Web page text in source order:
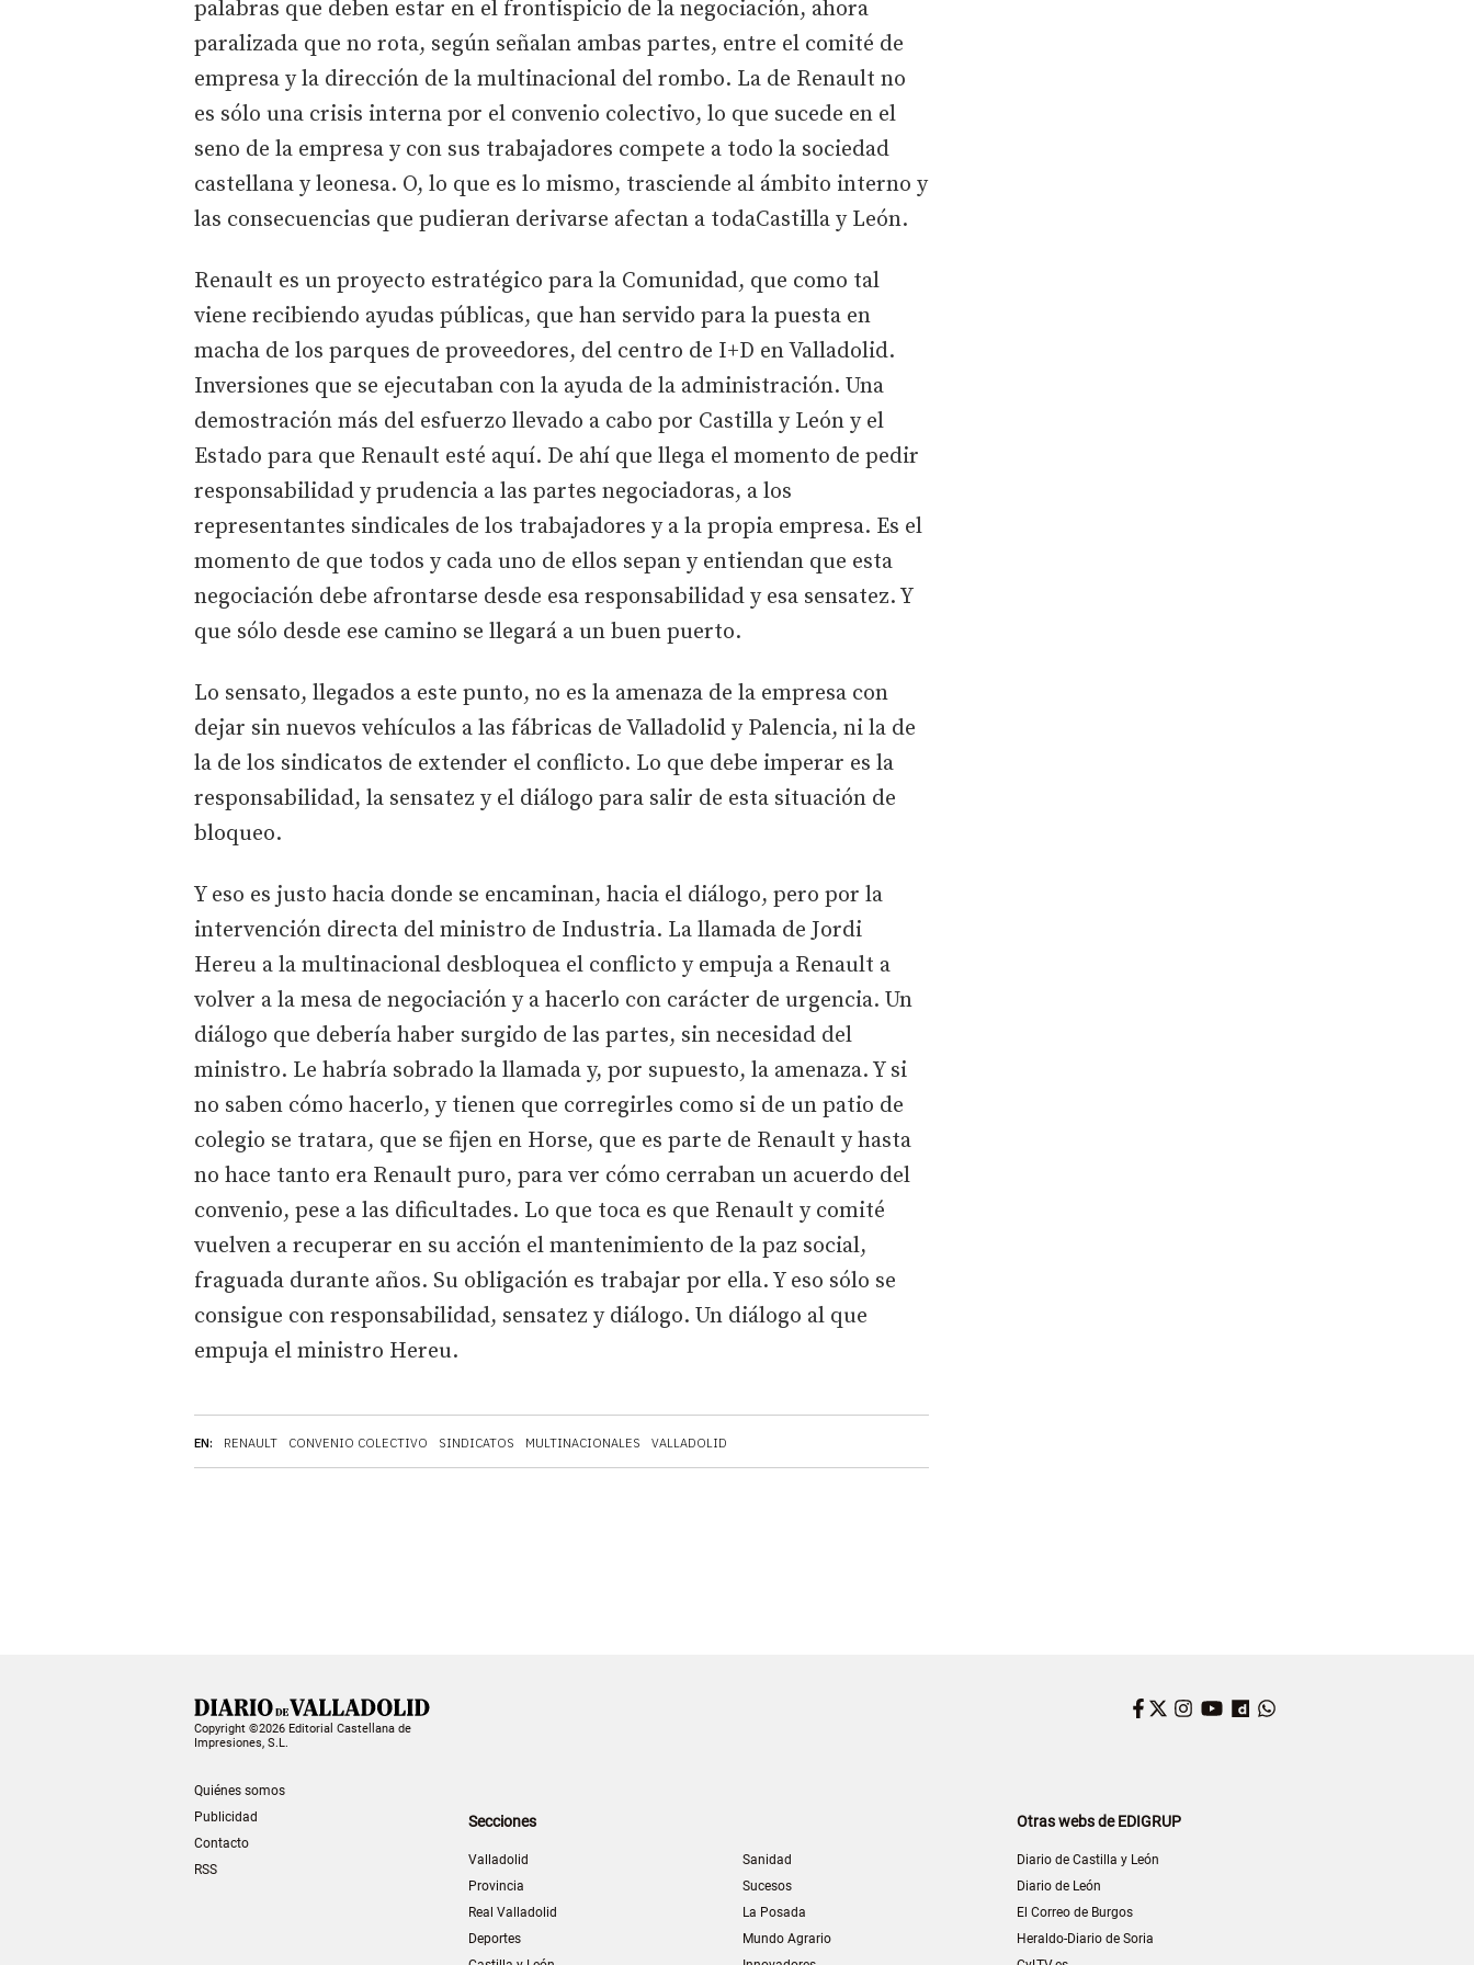
EN: RENAULT CONVENIO COLECTIVO SINDICATOS MULTINACIONALES VALLADOLID
palabras que deben estar en el frontispicio de la negociación, ahora
paralizada que no rota, según señalan ambas partes, entre el comité de
empresa y la dirección de la multinacional del rombo. La de Renault no
es sólo una crisis interna por el convenio colectivo, lo que sucede en el
seno de la empresa y con sus trabajadores compete a todo la sociedad
castellana y leonesa. O, lo que es lo mismo, trasciende al ámbito interno y
las consecuencias que pudieran derivarse afectan a todaCastilla y León.
Renault es un proyecto estratégico para la Comunidad, que como tal
viene recibiendo ayudas públicas, que han servido para la puesta en
macha de los parques de proveedores, del centro de I+D en Valladolid.
Inversiones que se ejecutaban con la ayuda de la administración. Una
demostración más del esfuerzo llevado a cabo por Castilla y León y el
Estado para que Renault esté aquí. De ahí que llega el momento de pedir
responsabilidad y prudencia a las partes negociadoras, a los
representantes sindicales de los trabajadores y a la propia empresa. Es el
momento de que todos y cada uno de ellos sepan y entiendan que esta
negociación debe afrontarse desde esa responsabilidad y esa sensatez. Y
que sólo desde ese camino se llegará a un buen puerto.
Lo sensato, llegados a este punto, no es la amenaza de la empresa con
dejar sin nuevos vehículos a las fábricas de Valladolid y Palencia, ni la de
la de los sindicatos de extender el conflicto. Lo que debe imperar es la
responsabilidad, la sensatez y el diálogo para salir de esta situación de
bloqueo.
Y eso es justo hacia donde se encaminan, hacia el diálogo, pero por la
intervención directa del ministro de Industria. La llamada de Jordi
Hereu a la multinacional desbloquea el conflicto y empuja a Renault a
volver a la mesa de negociación y a hacerlo con carácter de urgencia. Un
diálogo que debería haber surgido de las partes, sin necesidad del
ministro. Le habría sobrado la llamada y, por supuesto, la amenaza. Y si
no saben cómo hacerlo, y tienen que corregirles como si de un patio de
colegio se tratara, que se fijen en Horse, que es parte de Renault y hasta
no hace tanto era Renault puro, para ver cómo cerraban un acuerdo del
convenio, pese a las dificultades. Lo que toca es que Renault y comité
vuelven a recuperar en su acción el mantenimiento de la paz social,
fraguada durante años. Su obligación es trabajar por ella. Y eso sólo se
consigue con responsabilidad, sensatez y diálogo. Un diálogo al que
empuja el ministro Hereu.
Copyright ©2026 Editorial Castellana de
Impresiones, S.L.
Quiénes somos
Publicidad
Contacto
RSS
Facebook
Twitter
Instagram
YouTube
Dailymotion
Secciones
Valladolid
Provincia
Real Valladolid
Deportes
Sanidad
Sucesos
La Posada
Mundo Agrario
Otras webs de EDIGRUP
Diario de Castilla y León
Diario de León
El Correo de Burgos
Heraldo-Diario de Soria